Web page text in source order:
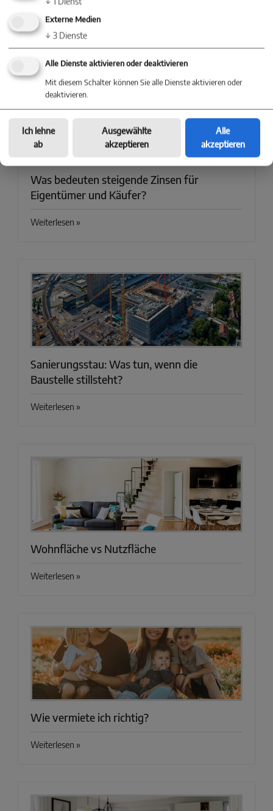
Weiterlesen »
Was bedeuten steigende Zinsen für
Eigentümer und Käufer?
Weiterlesen »
Sanierungsstau: Was tun, wenn die
Baustelle stillsteht?
Weiterlesen »
Wohnfläche vs Nutzfläche
Weiterlesen »
Wie vermiete ich richtig?
Weiterlesen »
Externe Medien
↓ 3 Dienste
Alle Dienste aktivieren oder deaktivieren
Mit diesem Schalter können Sie alle Dienste aktivieren oder
deaktivieren.
Ich lehne
ab
Ausgewählte
akzeptieren
Alle
akzeptieren